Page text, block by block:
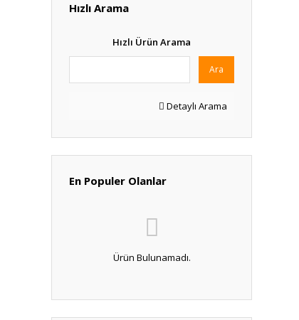
Hızlı Arama
Hızlı Ürün Arama
Ara
Detaylı Arama
En Populer Olanlar
Ürün Bulunamadı.